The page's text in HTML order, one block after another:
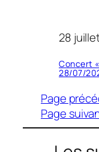
28
Concert
28/07/
Page
Page